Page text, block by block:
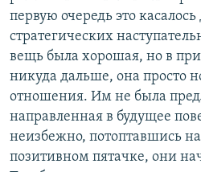
первую очередь это касалось
стратегических
вещь была хорошая, но в
никуда дальше, она просто
отношения. Им не была
направленная в будущее
неизбежно, потоптавшись
позитивном пятачке, они